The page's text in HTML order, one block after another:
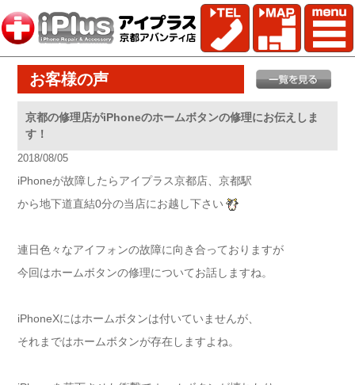
お客様の声
京都の修理店がiPhoneのホームボタンの修理にお伝えしま
す！
2018/08/05
iPhoneが故障したらアイプラス京都店、京都駅
から地下道直結0分の当店にお越し下さい
連日色々なアイフォンの故障に向き合っておりますが
今回はホームボタンの修理についてお話しますね。
iPhoneXにはホームボタンは付いていませんが、
それまではホームボタンが存在しますよね。